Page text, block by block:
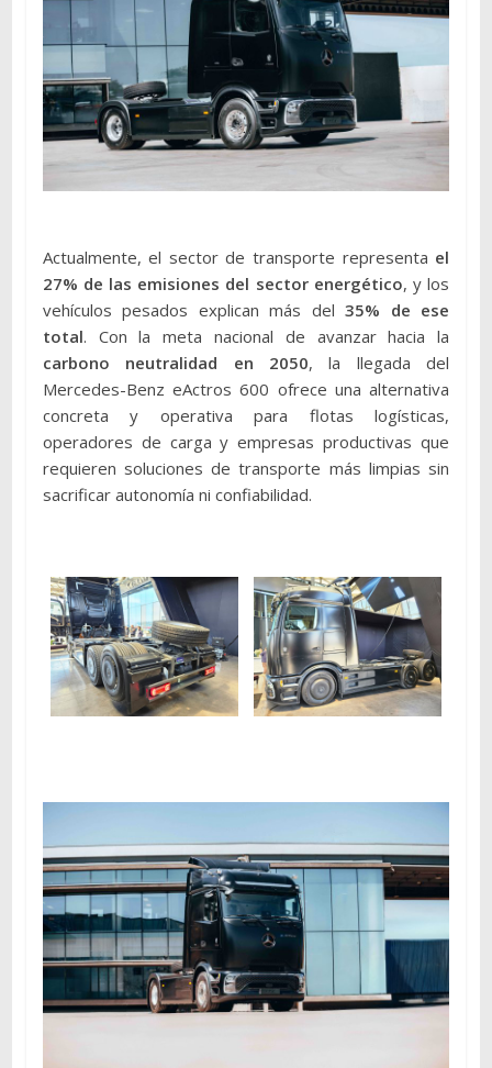
Actualmente, el sector de transporte representa el
27% de las emisiones del sector energético, y los
vehículos pesados explican más del35% de ese
total. Con la meta nacional de avanzar hacia la
carbono neutralidad en 2050, la llegada del
Mercedes-Benz eActros 600 ofrece una alternativa
concreta y operativa para flotas logísticas,
operadores de carga y empresas productivas que
requieren soluciones de transporte más limpias sin
sacrificar autonomía ni confiabilidad.